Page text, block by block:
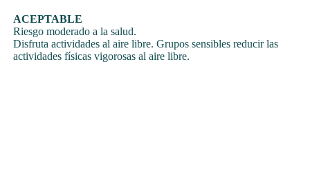
ACEPTABLE
Riesgo moderado a la salud.
Disfruta actividades al aire libre. Grupos sensibles reducir las
actividades físicas vigorosas al aire libre.